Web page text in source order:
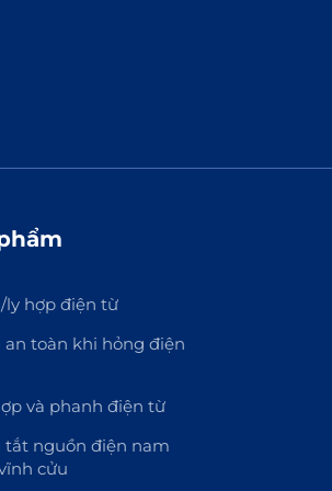
ly hợp điện từ
an toàn khi hỏng điện
và phanh điện từ
tắt nguồn điện nam
cửu